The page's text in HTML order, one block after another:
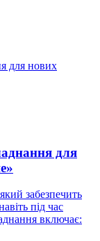
для
забезпечить
під час
включає: